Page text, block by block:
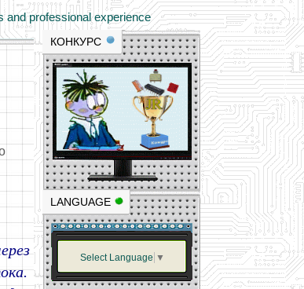
for young and novice hams
professional experience
КОНКУРС
LANGUAGE
Select Language ▼